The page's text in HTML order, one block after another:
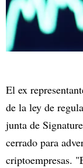
El ex
de la ley de
junta de
cerrado para
criptoempresas.